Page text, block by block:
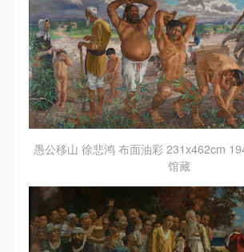
愚公移山 徐悲鸿 布面油彩 231x462cm
馆藏